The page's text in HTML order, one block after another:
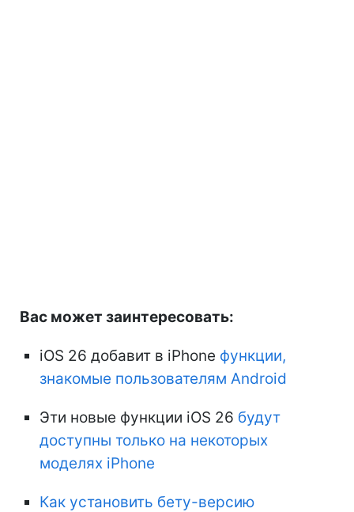
Вас может заинтересовать:
iOS 26 добавит в iPhone функции,
знакомые пользователям Android
Эти новые функции iOS 26 будут
доступны только на некоторых
моделях iPhone
Как установить бету-версию